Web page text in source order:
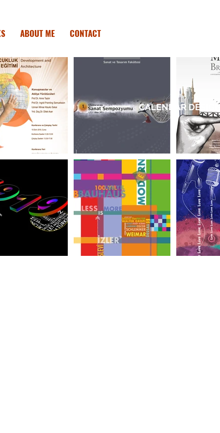
ABOUT ME CONTACT
CALENDAR